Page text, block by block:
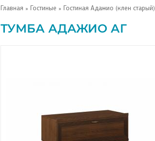
Главная » Гостиные » Гостиная Адажио (клен старый)
ТУМБА АДАЖИО АГ